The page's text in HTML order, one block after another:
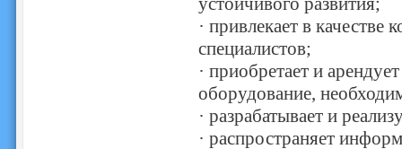
· привлекает в качестве
специалистов;
· приобретает и
оборудование,
· разрабатывает и
· распространяет